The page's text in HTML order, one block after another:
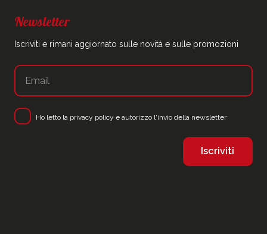
Newsletter
Iscriviti e rimani aggiornato sulle novità e sulle promozioni
Ho letto la privacy policy e autorizzo l'invio della newsletter